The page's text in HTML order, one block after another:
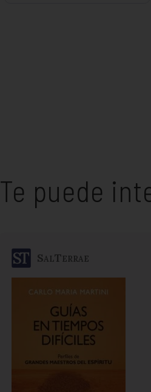
Te puede
SalTerrae